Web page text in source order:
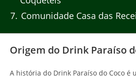
7 Comunidade Casa das
Origem do Drink Paraíso
A história do Drink Paraíso do Coco é